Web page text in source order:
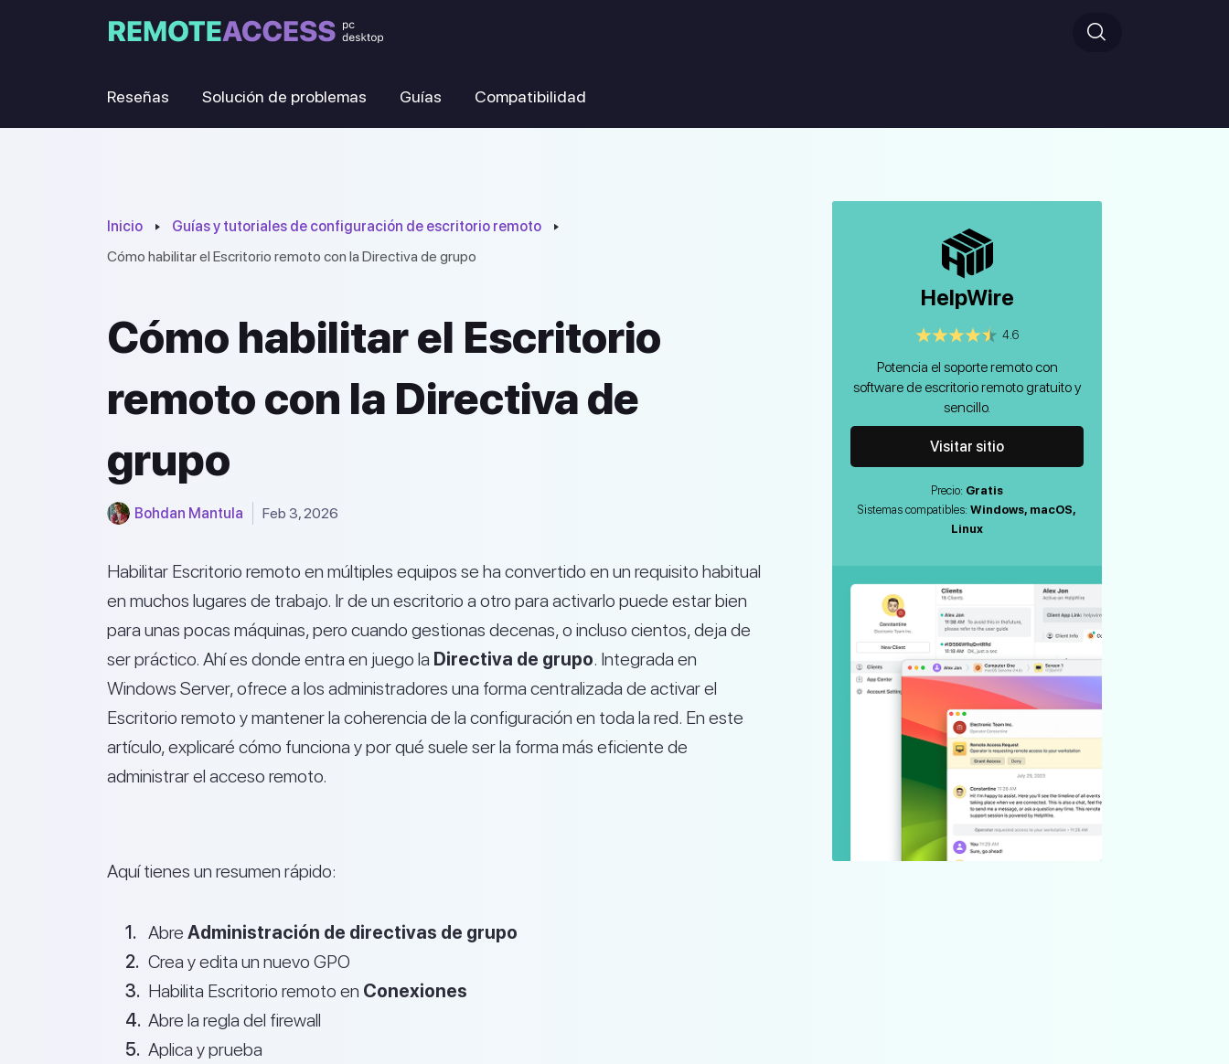
Reseñas Solución de problemas Guías Compatibilidad
Inicio
Guías y tutoriales de configuración de escritorio remoto
Cómo habilitar el Escritorio remoto con la Directiva de grupo
Cómo habilitar el Escritorio
remoto con la Directiva de
grupo
Bohdan Mantula Feb 3, 2026
Habilitar Escritorio remoto en múltiples equipos se ha convertido en un requisito habitual
en muchos lugares de trabajo. Ir de un escritorio a otro para activarlo puede estar bien
para unas pocas máquinas, pero cuando gestionas decenas, o incluso cientos, deja de
ser práctico. Ahí es donde entra en juego la Directiva de grupo. Integrada en
Windows Server, ofrece a los administradores una forma centralizada de activar el
Escritorio remoto y mantener la coherencia de la configuración en toda la red. En este
artículo, explicaré cómo funciona y por qué suele ser la forma más eficiente de
administrar el acceso remoto.
Aquí tienes un resumen rápido:
Abre Administración de directivas de grupo
Crea y edita un nuevo GPO
Habilita Escritorio remoto en Conexiones
Abre la regla del firewall
Aplica y prueba
HelpWire
4.6
Potencia el soporte remoto con
software de escritorio remoto gratuito y
sencillo.
Visitar sitio
Precio: Gratis
Sistemas compatibles:Windows, macOS,
Linux